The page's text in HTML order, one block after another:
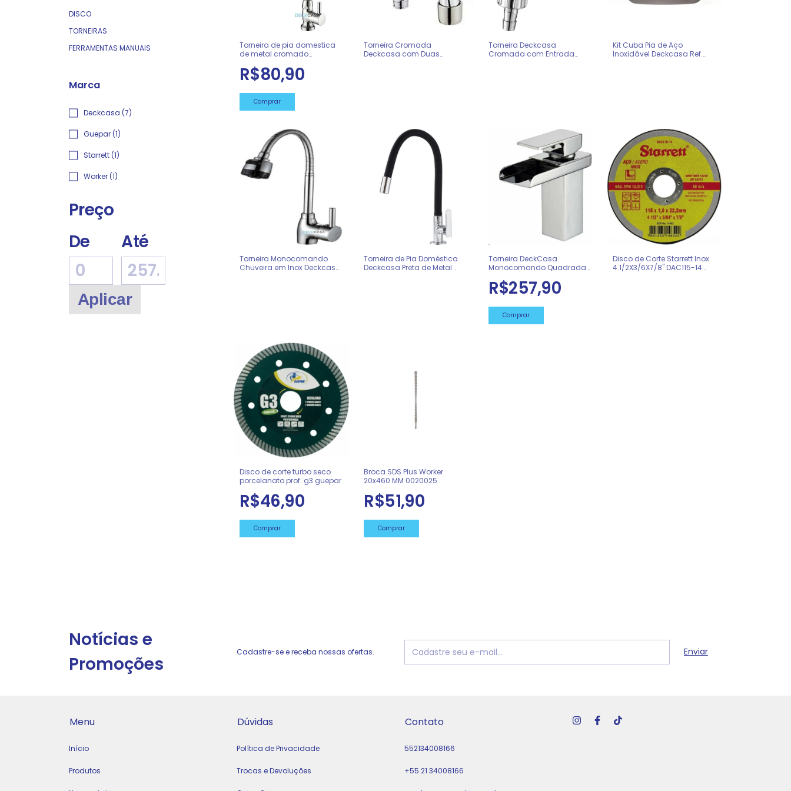
DISCO
TORNEIRAS
FERRAMENTAS MANUAIS
Marca
Deckcasa (7)
Guepar (1)
Starrett (1)
Worker (1)
Preço
De
Até
Aplicar
Torneira de pia domestica
de metal cromado
R$80,90
Torneira Cromada
Deckcasa com Duas
Torneira Deckcasa
Cromada com Entrada
Kit Cuba Pia de Aço
Inoxidável Deckcasa Ref.
Torneira Monocomando
Chuveira em Inox Deckcasa
Torneira de Pia Doméstica
Deckcasa Preta de Metal
Torneira DeckCasa
Monocomando Quadrada
R$257,90
Disco de Corte Starrett Inox
4.1/2X3/6X7/8" DAC115-14
Disco de corte turbo seco
porcelanato prof. g3 guepar
R$46,90
Comprar
Broca SDS Plus Worker
20x460 MM 0020025
R$51,90
Comprar
Notícias e
Promoções
Cadastre-se e receba nossas ofertas.
Menu
Início
Produtos
Dúvidas
Política de Privacidade
Trocas e Devoluções
Contato
552134008166
+55 21 34008166